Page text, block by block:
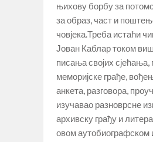
њихову борбу за
за образ, част и
човјека.Треба истаћи
Јован Каблар током
писања својих
меморијске грађе,
анкета, разговора,
изучавао разноврсне
архивску грађу и
овом аутобиографском